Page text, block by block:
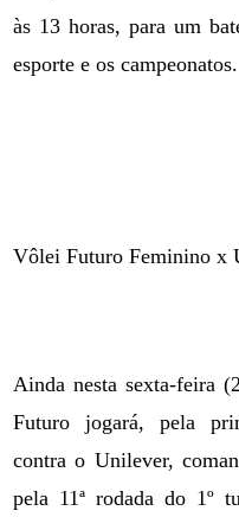
às 13 horas, para um
esporte e os campeonatos.
Vôlei Futuro Feminino x
Ainda nesta sexta-feira
Futuro jogará, pela
contra o Unilever,
pela 11ª rodada do 1º